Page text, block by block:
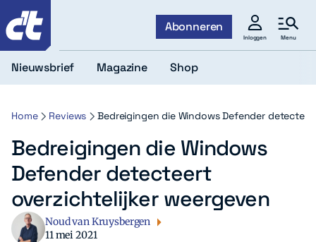
Abonneren
Inloggen Menu
Nieuwsbrief Magazine Shop
Home Reviews Bedreigingen die Windows Defender
Bedreigingen die Windows
Defender detecteert
overzichtelijker weergeven
Noud van Kruysbergen
11 mei 2021